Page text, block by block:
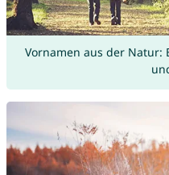
Vornamen aus der Natur: